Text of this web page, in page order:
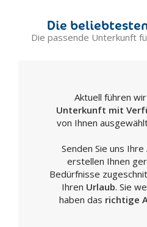
Buttigliera d'Asti
Camerano Casasco
Castagnole Monferrato
Castelnuovo Don Bosco
Cessole
Cisterna D'Asti
Die
Die passende Unterkunft
Aktuell führen
Unterkunft mit
von Ihnen
Senden Sie uns
erstellen Ihnen
Bedürfnisse
Ihren Urlaub. Sie
haben das richtige